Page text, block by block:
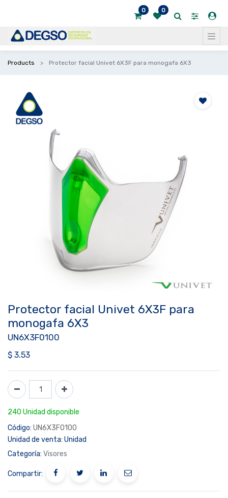
0 0
Products Protector facial Univet 6X3F para monogafa 6X3
Protector facial Univet 6X3F para
monogafa 6X3
UN6X3F0100
$ 3.53
240 Unidad disponible
Código: UN6X3F0100
Unidad de venta: Unidad
Categoría: Visores
Compartir: